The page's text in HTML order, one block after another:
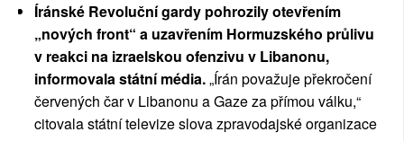
Íránské Revoluční gardy pohrozily otevřením
„nových front“ a uzavřením Hormuzského průlivu
v reakci na izraelskou ofenzivu v Libanonu,
informovala státní média.„Írán považuje překročení
červených čar v Libanonu a Gaze za přímou válku,“
citovala státní televize slova zpravodajské organizace